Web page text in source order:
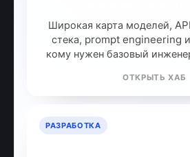
Широкая карта моделей,
стека, prompt engineering
кому нужен базовый
ОТКРЫТЬ ХАБ
РАЗРАБОТКА